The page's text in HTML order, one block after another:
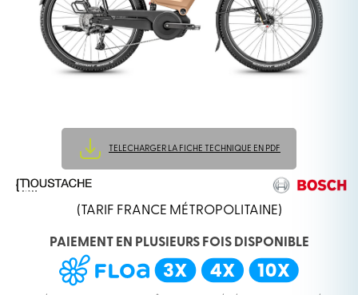
TELECHARGER LA FICHE TECHNIQUE EN PDF
(TARIF FRANCE MÉTROPOLITAINE)
PAIEMENT EN PLUSIEURS FOIS DISPONIBLE